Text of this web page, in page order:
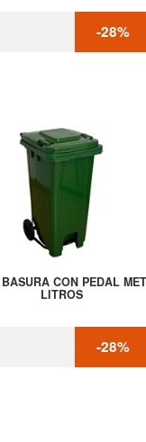
-28%
CON PEDAL
LITROS
-28%